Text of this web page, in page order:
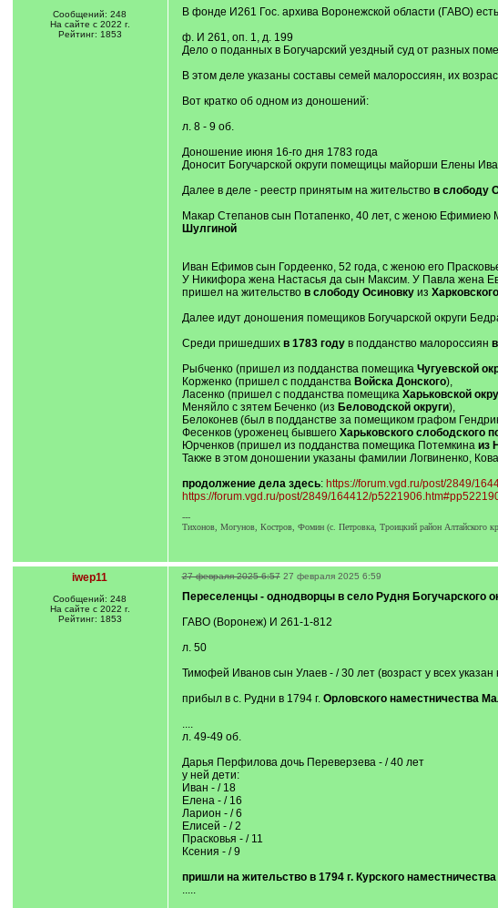
Сообщений: 248
На сайте с 2022 г.
Рейтинг: 1853
В фонде И261 Гос. архива Воронежской области (ГАВО)
ф. И 261, оп. 1, д. 199
Дело о поданных в Богучарский уездный суд от разных
В этом деле указаны составы семей малороссиян, их
Вот кратко об одном из доношений:
л. 8 - 9 об.
Доношение июня 16-го дня 1783 года
Доносит Богучарской округи помещицы майорши Елены
Далее в деле - реестр принятым на жительство в слободу
Макар Степанов сын Потапенко, 40 лет, с женою
Шулгиной
Иван Ефимов сын Гордеенко, 52 года, с женою его
У Никифора жена Настасья да сын Максим. У Павла жена
пришел на жительство в слободу Осиновкуиз
Далее идут доношения помещиков Богучарской округи
Среди пришедших в 1783 году в подданство малороссиян
Рыбченко (пришел из подданства помещика Чугуевской
Корженко (пришел с подданства Войска Донского),
Ласенко (пришел с подданства помещика Харьковской
Меняйло с зятем Беченко (из Беловодской округи),
Белоконев (был в подданстве за помещиком графом
Фесенков (уроженец бывшего Харьковского слободского
Юрченков (пришел из подданства помещика Потемкина из
Также в этом доношении указаны фамилии Логвиненко,
продолжение дела здесь: https://forum.vgd.ru/post/2849/
https://forum.vgd.ru/post/2849/164412/
---
Тихонов, Могунов, Костров, Фомин (с. Петровка, Троицкий район Алтайского
iwep11
Сообщений: 248
На сайте с 2022 г.
Рейтинг: 1853
27 февраля 2025 6:57 27 февраля 2025 6:59
Переселенцы - однодворцы в село Рудня Богучарского
ГАВО (Воронеж) И 261-1-812
л. 50
Тимофей Иванов сын Улаев - / 30 лет (возраст у всех указан
прибыл в с. Рудни в 1794 г. Орловского наместничества
....
л. 49-49 об.
Дарья Перфилова дочь Переверзева - / 40 лет
у ней дети:
Иван - / 18
Елена - / 16
Ларион - / 6
Елисей - / 2
Прасковья - / 11
Ксения - / 9
пришли на жительство в 1794 г. Курского
.....